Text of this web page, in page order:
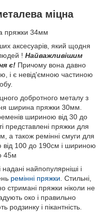
міцна
пряжки 34мм
аксесуарів, який щодня
! Найважливішим
є! Причому вона давно
і є невід'ємною частиною
добротного металу з
ширина пряжки 30мм.
шириною від 30 до
пряжки для
а також ремінні смуги для
від 100 до 190см і шириною
45м
найпопулярніші і
ремінні пряжки . Стильні,
стримані пряжки ніколи не
око і правильно
родзинку і пікантність.